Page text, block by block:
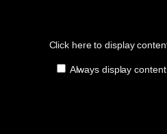
Click here to display
Always display